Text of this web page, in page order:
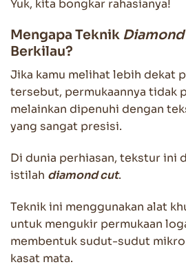
Yuk, kita bongkar rahasianya!
Mengapa Teknik
Berkilau?
Jika kamu melihat lebih dekat
tersebut, permukaannya tidak
melainkan dipenuhi dengan
yang sangat presisi.
Di dunia perhiasan, tekstur ini
istilah diamond cut.
Teknik ini menggunakan alat
untuk mengukir permukaan
membentuk sudut-sudut
kasat mata.